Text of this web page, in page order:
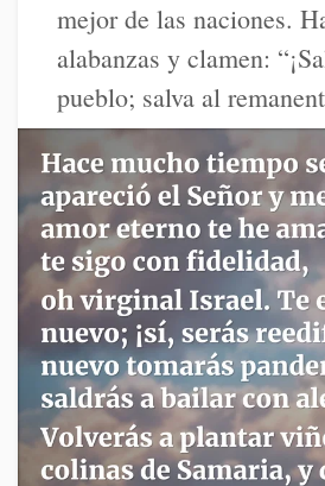
mejor de las naciones.
alabanzas y clamen:
pueblo; salva al